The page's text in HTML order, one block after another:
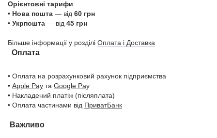
Орієнтовні тарифи
• Нова пошта — від 60 грн
• Укрпошта — від 45 грн
Більше інформації у розділі Оплата і Доставка
Оплата
• Оплата на розрахунковий рахунок підприємства
• Apple Pay та Google Pay
• Накладений платіж (післяплата)
• Оплата частинами від ПриватБанк
Важливо